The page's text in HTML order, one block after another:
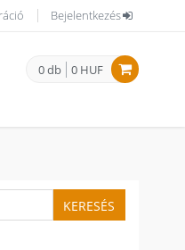
Bejelentkezés
0 db 0 HUF
KERESÉS